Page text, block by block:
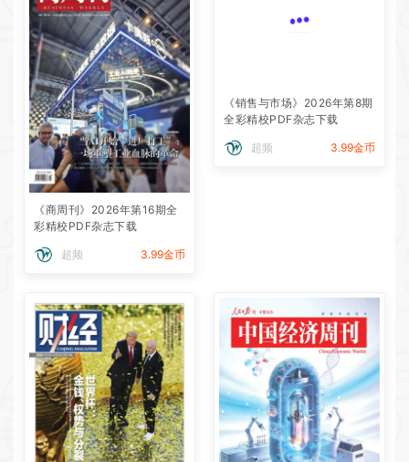
《商周刊》2026年第16期全
彩精校PDF杂志下载
超频 3.99金币
《销售与市场》2026年第8期
全彩精校PDF杂志下载
超频 3.99金币